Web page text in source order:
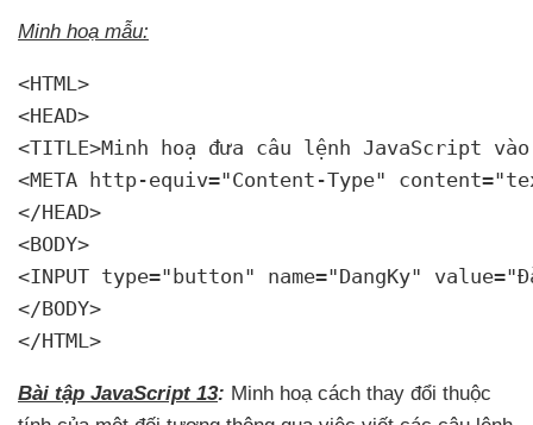
Minh hoạ mẫu:
<HTML>
<HEAD>
<TITLE>Minh hoạ đưa câu lệnh JavaScript
<META http-equiv="Content-Type"
</HEAD>
<BODY>
<INPUT type="button" name="DangKy"
</BODY>
</HTML>
Bài tập JavaScript 13: Minh hoạ cách thay đổi thuộc